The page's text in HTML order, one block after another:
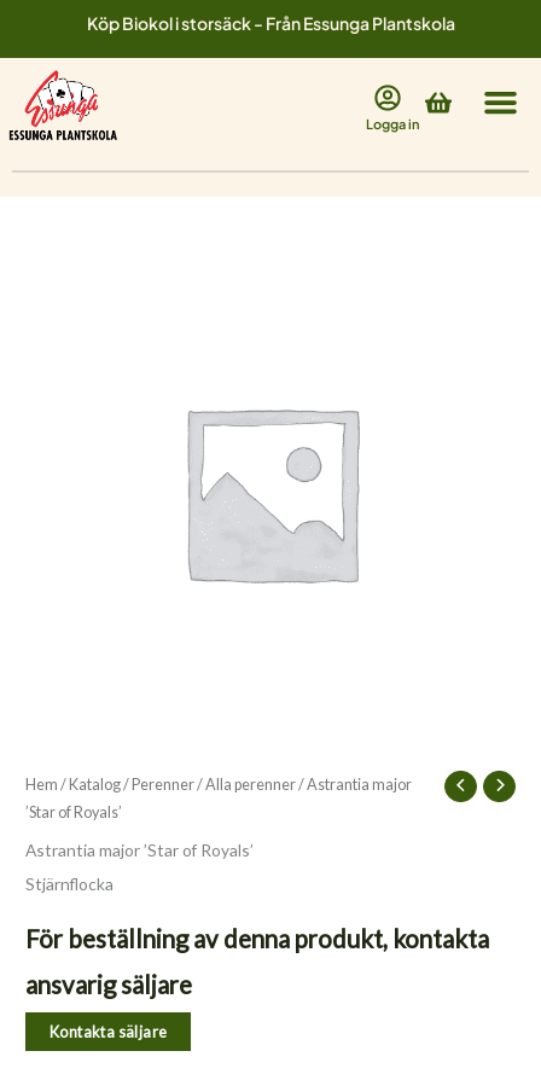
innehåll
Köp Biokol i storsäck - Från Essunga Plantskola
Logga in
Varukorg
Hem / Katalog/ Perenner/Alla perenner/ Astrantia major
’Star of Royals’
Astrantia major ’Star of Royals’
Stjärnflocka
För beställning av denna produkt, kontakta
ansvarig säljare
Kontakta säljare